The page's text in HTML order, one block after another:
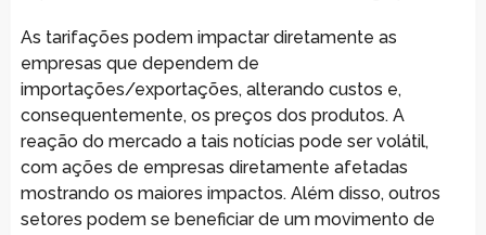
As tarifações podem impactar diretamente as
empresas que dependem de
importações/exportações, alterando custos e,
consequentemente, os preços dos produtos. A
reação do mercado a tais notícias pode ser volátil,
com ações de empresas diretamente afetadas
mostrando os maiores impactos. Além disso, outros
setores podem se beneficiar de um movimento de